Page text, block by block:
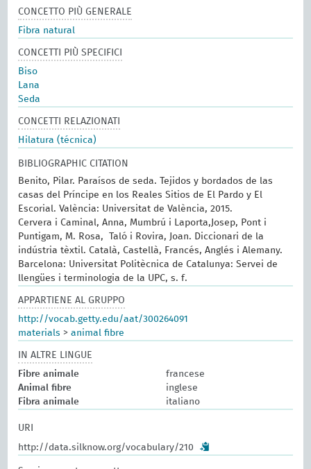
CONCETTO PIÙ GENERALE
Fibra natural
CONCETTI PIÙ SPECIFICI
Biso
Lana
Seda
CONCETTI RELAZIONATI
Hilatura (técnica)
BIBLIOGRAPHIC CITATION
Benito, Pilar. Paraísos de seda. Tejidos y bordados de las
casas del Príncipe en los Reales Sitios de El Pardo y El
Escorial. València: Universitat de València, 2015.
Cervera i Caminal, Anna, Mumbrú i Laporta,Josep, Pont i
Puntigam, M. Rosa, Taló i Rovira, Joan. Diccionari de la
indústria tèxtil. Català, Castellà, Francés, Anglés i Alemany.
Barcelona: Universitat Politècnica de Catalunya: Servei de
llengües i terminologia de la UPC, s. f.
APPARTIENE AL GRUPPO
http://vocab.getty.edu/aat/300264091
materials >animal fibre
IN ALTRE LINGUE
Fibre animale
francese
Animal fibre
inglese
Fibra animale
italiano
URI
http://data.silknow.org/vocabulary/210